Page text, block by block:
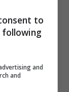
to
following
and
and